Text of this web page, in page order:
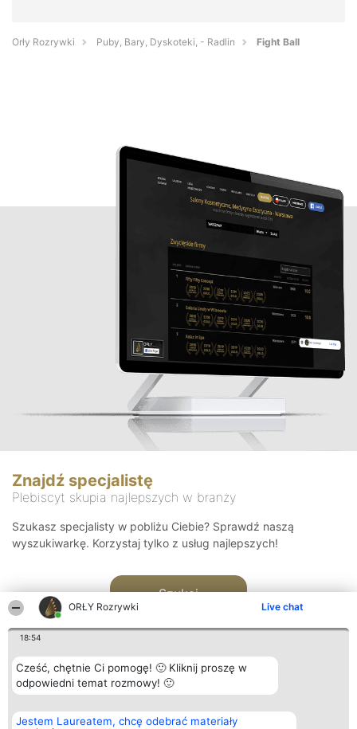
ORŁY Rozrywki Live chat
18:54
Cześć, chętnie Ci pomogę! 🙂 Kliknij proszę w
odpowiedni temat rozmowy! 🙂
Jestem Laureatem, chcę odebrać materiały
Orły Rozrywki Puby, Bary, Dyskoteki, - Radlin Fight Ball
Znajdź specjalistę
Plebiscyt skupia najlepszych w branży
Szukasz specjalisty w pobliżu Ciebie? Sprawdź naszą
wyszukiwarkę. Korzystaj tylko z usług najlepszych!
Szukaj
Organizator plebiscytu
Bright Side Solutions sp. z o.
Plebiscyt
Laureaci
Kontakt
Kontakt